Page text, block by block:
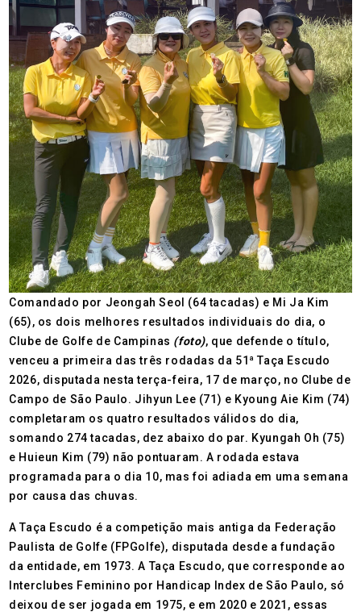
Comandado por Jeongah Seol (64 tacadas) e Mi Ja Kim
(65), os dois melhores resultados individuais do dia, o
Clube de Golfe de Campinas (foto), que defende o título,
venceu a primeira das três rodadas da 51ª Taça Escudo
2026, disputada nesta terça-feira, 17 de março, no Clube de
Campo de São Paulo. Jihyun Lee (71) e Kyoung Aie Kim (74)
completaram os quatro resultados válidos do dia,
somando 274 tacadas, dez abaixo do par. Kyungah Oh (75)
e Huieun Kim (79) não pontuaram. A rodada estava
programada para o dia 10, mas foi adiada em uma semana
por causa das chuvas.
A Taça Escudo é a competição mais antiga da Federação
Paulista de Golfe (FPGolfe), disputada desde a fundação
da entidade, em 1973. A Taça Escudo, que corresponde ao
Interclubes Feminino por Handicap Index de São Paulo, só
deixou de ser jogada em 1975, e em 2020 e 2021, essas